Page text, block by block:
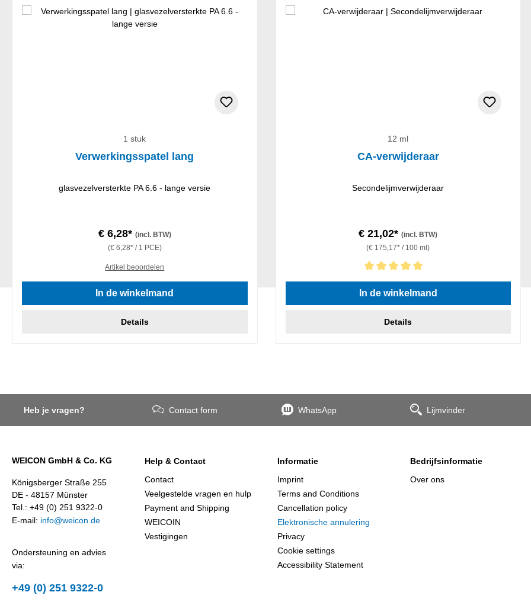
1 stuk
Verwerkingsspatel lang
glasvezelversterkte PA 6.6 - lange versie
€ 6,28* (incl. BTW)
(€ 6,28* / 1 PCE)
Artikel beoordelen
In de winkelmand
Details
12 ml
CA-verwijderaar
Secondelijmverwijderaar
€ 21,02*(incl. BTW)
(€ 175,17* / 100 ml)
Gemiddelde waardering van 5 van 5 sterren
In de winkelmand
Details
Heb je vragen? Contact form WhatsApp Lijmvinder
WEICON GmbH & Co. KG
Königsberger Straße 255
DE - 48157 Münster
Tel.: +49 (0) 251 9322-0
E-mail: info@weicon.de
Ondersteuning en advies
via:
+49 (0) 251 9322-0
Help & Contact
Contact
Veelgestelde vragen en hulp
Payment and Shipping
WEICOIN
Vestigingen
Informatie
Imprint
Terms and Conditions
Cancellation policy
Elektronische annulering
Privacy
Cookie settings
Accessibility Statement
Bedrijfsinformatie
Over ons